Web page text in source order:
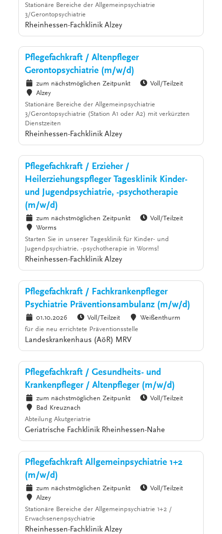
Stationäre Bereiche der Allgemeinpsychiatrie
3/Gerontopsychiatrie
Rheinhessen-Fachklinik Alzey
Pflegefachkraft / Altenpfleger
Gerontopsychiatrie (m/w/d)
zum nächstmöglichen Zeitpunkt
Voll/Teilzeit
Alzey
Stationäre Bereiche der Allgemeinpsychiatrie
3/Gerontopsychiatrie (Station A1 oder A2) mit verkürzten
Dienstzeiten
Rheinhessen-Fachklinik Alzey
Pflegefachkraft / Erzieher /
Heilerziehungspfleger Tagesklinik Kinder-
und Jugendpsychiatrie, -psychotherapie
(m/w/d)
zum nächstmöglichen Zeitpunkt
Voll/Teilzeit
Worms
Starten Sie in unserer Tagesklinik für Kinder- und
Jugendpsychiatrie, -psychotherapie in Worms!
Rheinhessen-Fachklinik Alzey
Pflegefachkraft / Fachkrankenpfleger
Psychiatrie Präventionsambulanz (m/w/d)
01.10.2026 Voll/Teilzeit
Weißenthurm
für die neu errichtete Präventionsstelle
Landeskrankenhaus (AöR) MRV
Pflegefachkraft / Gesundheits- und
Krankenpfleger / Altenpfleger (m/w/d)
zum nächstmöglichen Zeitpunkt
Voll/Teilzeit
Bad Kreuznach
Abteilung Akutgeriatrie
Geriatrische Fachklinik Rheinhessen-Nahe
Pflegefachkraft Allgemeinpsychiatrie 1+2
(m/w/d)
zum nächstmöglichen Zeitpunkt
Voll/Teilzeit
Alzey
Stationäre Bereiche der Allgemeinpsychiatrie 1+2 /
Erwachsenenpsychiatrie
Rheinhessen-Fachklinik Alzey